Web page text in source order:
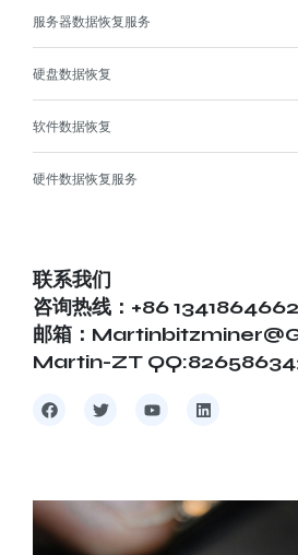
服务器数据恢复服务
硬盘数据恢复
软件数据恢复
硬件数据恢复服务
联系我们
咨询热线：+86
邮箱：
Martin-ZT